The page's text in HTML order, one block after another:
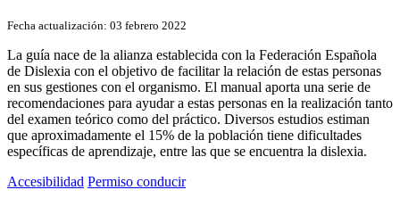
Fecha actualización: 03 febrero 2022
La guía nace de la alianza establecida con la Federación Española
de Dislexia con el objetivo de facilitar la relación de estas personas
en sus gestiones con el organismo. El manual aporta una serie de
recomendaciones para ayudar a estas personas en la realización tanto
del examen teórico como del práctico. Diversos estudios estiman
que aproximadamente el 15% de la población tiene dificultades
específicas de aprendizaje, entre las que se encuentra la dislexia.
Accesibilidad Permiso conducir